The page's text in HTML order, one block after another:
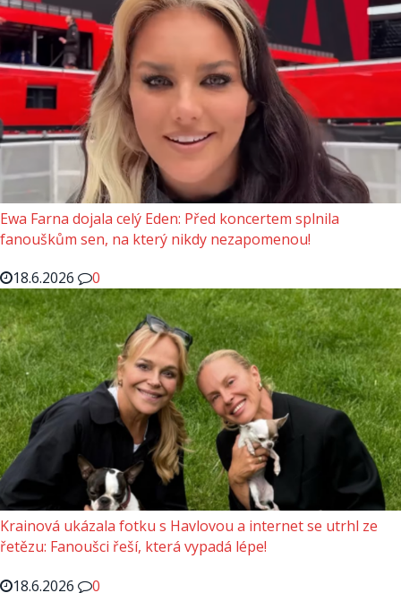
Ewa Farna dojala celý Eden: Před koncertem splnila
fanouškům sen, na který nikdy nezapomenou!
18.6.2026
0
Krainová ukázala fotku s Havlovou a internet se utrhl ze
řetězu: Fanoušci řeší, která vypadá lépe!
18.6.2026
0